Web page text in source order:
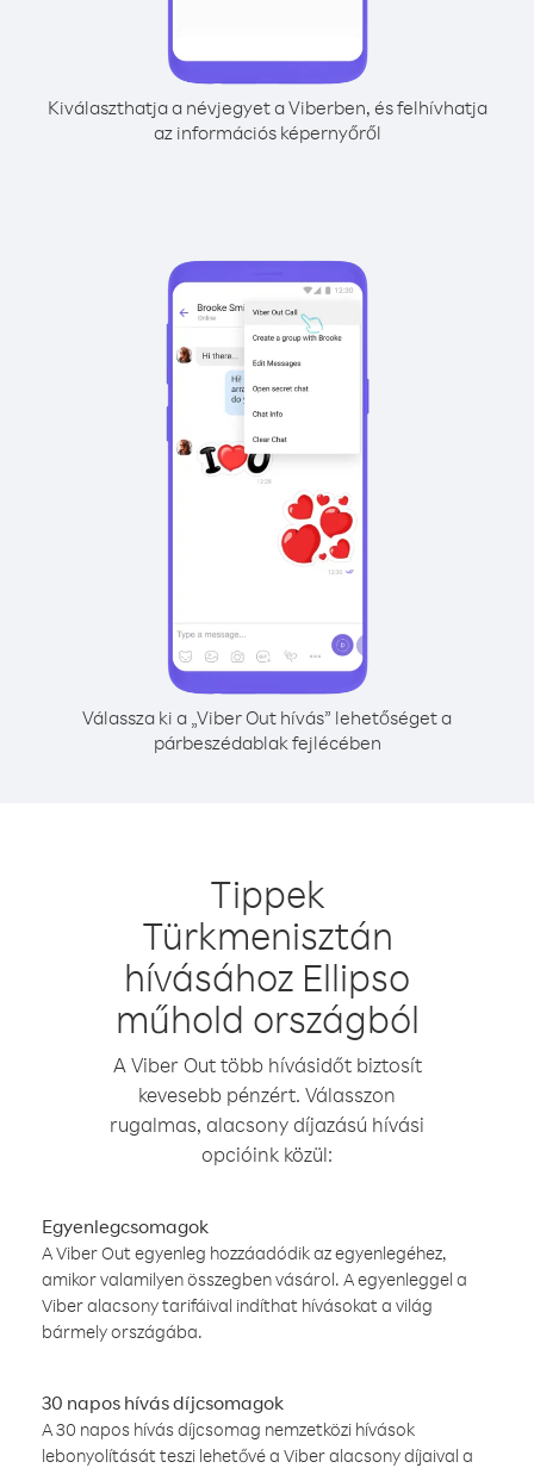
Kiválaszthatja a névjegyet a Viberben, és felhívhatja
az információs képernyőről
Válassza ki a „Viber Out hívás” lehetőséget a
párbeszédablak fejlécében
Tippek
Türkmenisztán
hívásához Ellipso
műhold országból
A Viber Out több hívásidőt biztosít
kevesebb pénzért. Válasszon
rugalmas, alacsony díjazású hívási
opcióink közül:
Egyenlegcsomagok
A Viber Out egyenleg hozzáadódik az egyenlegéhez,
amikor valamilyen összegben vásárol. A egyenleggel a
Viber alacsony tarifáival indíthat hívásokat a világ
bármely országába.
30 napos hívás díjcsomagok
A 30 napos hívás díjcsomag nemzetközi hívások
lebonyolítását teszi lehetővé a Viber alacsony díjaival a